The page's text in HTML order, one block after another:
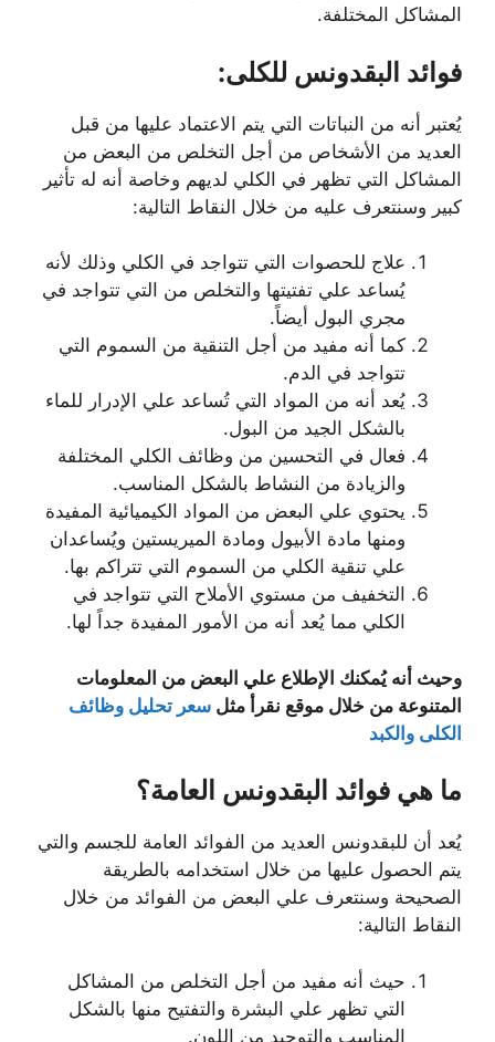
المشاكل المختلفة.
فوائد البقدونس للكلى:
يُعتبر أنه من النباتات التي يتم الاعتماد عليها من قبل
العديد من الأشخاص من أجل التخلص من البعض من
المشاكل التي تظهر في الكلي لديهم وخاصة أنه له تأثير
كبير وسنتعرف عليه من خلال النقاط التالية:
علاج للحصوات التي تتواجد في الكلي وذلك لأنه
يُساعد علي تفتيتها والتخلص من التي تتواجد في
مجري البول أيضاً.
كما أنه مفيد من أجل التنقية من السموم التي
تتواجد في الدم.
يُعد أنه من المواد التي تُساعد علي الإدرار للماء
بالشكل الجيد من البول.
فعال في التحسين من وظائف الكلي المختلفة
والزيادة من النشاط بالشكل المناسب.
يحتوي علي البعض من المواد الكيميائية المفيدة
ومنها مادة الأبيول ومادة الميريستين ويُساعدان
علي تنقية الكلي من السموم التي تتراكم بها.
التخفيف من مستوي الأملاح التي تتواجد في
الكلي مما يُعد أنه من الأمور المفيدة جداً لها.
وحيث أنه يُمكنك الإطلاع علي البعض من المعلومات
المتنوعة من خلال موقع نقرأ مثل سعر تحليل وظائف
الكلى والكبد
ما هي فوائد البقدونس العامة؟
يُعد أن للبقدونس العديد من الفوائد العامة للجسم والتي
يتم الحصول عليها من خلال استخدامه بالطريقة
الصحيحة وسنتعرف علي البعض من الفوائد من خلال
النقاط التالية:
حيث أنه مفيد من أجل التخلص من المشاكل
التي تظهر علي البشرة والتفتيح منها بالشكل
المناسب والتوحيد من اللون.